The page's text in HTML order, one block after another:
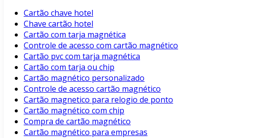
Cartão chave hotel
Chave cartão hotel
Cartão com tarja magnética
Controle de acesso com cartão magnético
Cartão pvc com tarja magnética
Cartão com tarja ou chip
Cartão magnético personalizado
Controle de acesso cartão magnético
Cartão magnetico para relogio de ponto
Cartão magnético com chip
Compra de cartão magnético
Cartão magnético para empresas